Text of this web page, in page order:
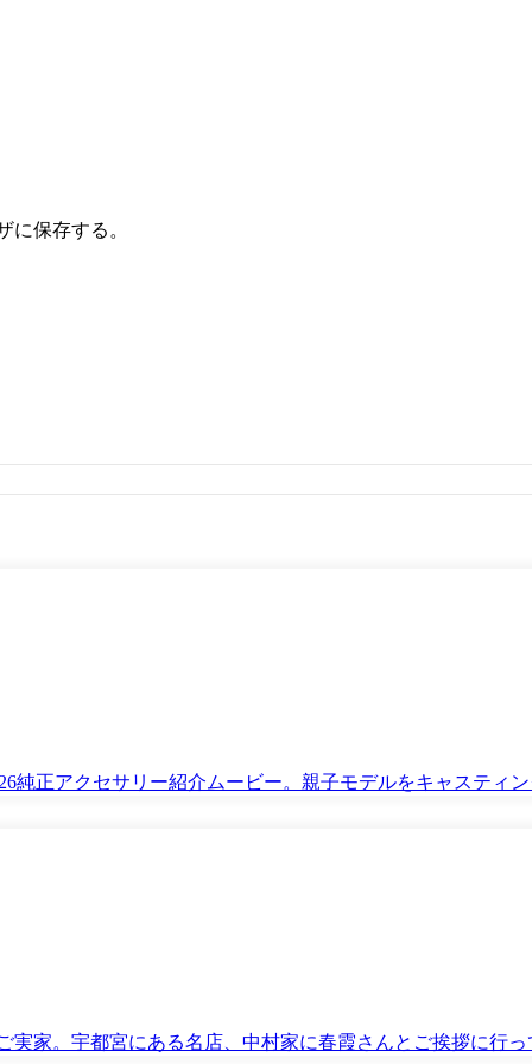
に保存する。
純正アクセサリー紹介ムービー。親子モデルをキャスティ
実家。宇都宮にある名店、中村家に春霞さんとご挨拶に行